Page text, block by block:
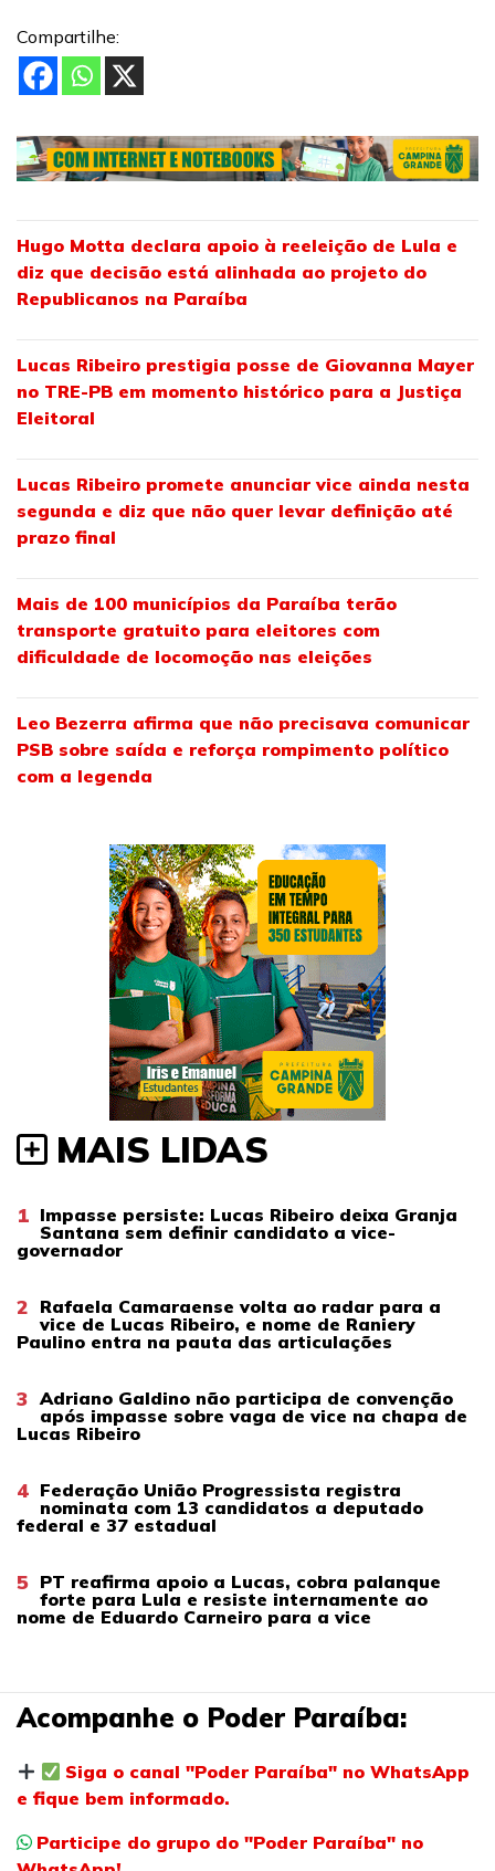
Compartilhe:
Hugo Motta declara apoio à reeleição de Lula e
diz que decisão está alinhada ao projeto do
Republicanos na Paraíba
Lucas Ribeiro prestigia posse de Giovanna Mayer
no TRE-PB em momento histórico para a Justiça
Eleitoral
Lucas Ribeiro promete anunciar vice ainda nesta
segunda e diz que não quer levar definição até
prazo final
Mais de 100 municípios da Paraíba terão
transporte gratuito para eleitores com
dificuldade de locomoção nas eleições
Leo Bezerra afirma que não precisava comunicar
PSB sobre saída e reforça rompimento político
com a legenda
MAIS LIDAS
1 Impasse persiste: Lucas Ribeiro deixa Granja
Santana sem definir candidato a vice-
governador
2 Rafaela Camaraense volta ao radar para a
vice de Lucas Ribeiro, e nome de Raniery
Paulino entra na pauta das articulações
3 Adriano Galdino não participa de convenção
após impasse sobre vaga de vice na chapa de
Lucas Ribeiro
4 Federação União Progressista registra
nominata com 13 candidatos a deputado
federal e 37 estadual
5 PT reafirma apoio a Lucas, cobra palanque
forte para Lula e resiste internamente ao
nome de Eduardo Carneiro para a vice
Acompanhe o Poder Paraíba:
Siga o canal "Poder Paraíba" no WhatsApp
e fique bem informado.
Participe do grupo do "Poder Paraíba" no